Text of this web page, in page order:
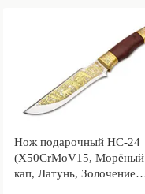
Нож подарочный НС-24
(X50CrMoV15, Морёный
кап, Латунь, Золочение